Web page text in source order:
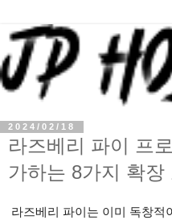
2024/02/18
라즈베리 파이 프
가하는 8가지 확장
라즈베리 파이는 이미 독창적